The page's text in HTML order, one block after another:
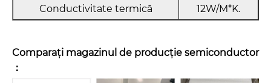
Conductivitate termică
12W/M*K.
Comparați magazinul de producție semiconductor
：